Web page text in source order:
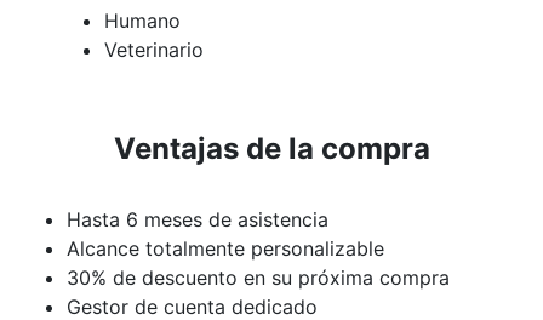
Humano
Veterinario
Ventajas de la compra
Hasta 6 meses de asistencia
Alcance totalmente personalizable
30% de descuento en su próxima compra
Gestor de cuenta dedicado